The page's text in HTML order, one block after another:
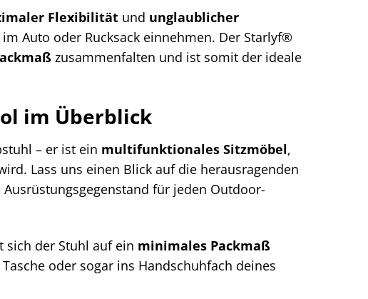
Flexibilität und unglaublicher
Auto oder Rucksack einnehmen. Der Starlyf®
zusammenfalten und ist somit der ideale
im Überblick
– er ist ein multifunktionales Sitzmöbel,
Lass uns einen Blick auf die herausragenden
für jeden Outdoor-
sich der Stuhl auf ein minimales Packmaß
oder sogar ins Handschuhfach deines